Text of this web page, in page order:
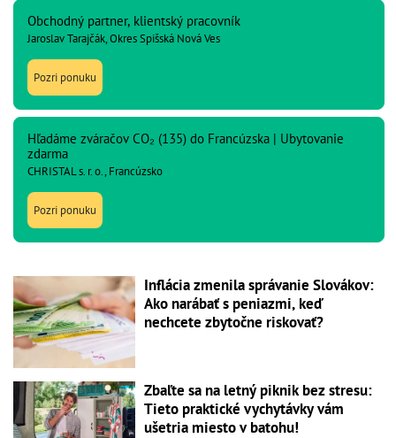
Obchodný partner, klientský pracovník
Jaroslav Tarajčák, Okres Spišská Nová Ves
Pozri ponuku
Hľadáme zváračov CO₂ (135) do Francúzska | Ubytovanie
zdarma
CHRISTAL s. r. o., Francúzsko
Pozri ponuku
Inflácia zmenila správanie Slovákov:
Ako narábať s peniazmi, keď
nechcete zbytočne riskovať?
Zbaľte sa na letný piknik bez stresu:
Tieto praktické vychytávky vám
ušetria miesto v batohu!